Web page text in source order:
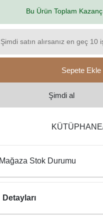
Bu Ürün Toplam
Şimdi satın alırsanız en geç 10
Sepete Ekle
Şimdi al
Stok Durumu